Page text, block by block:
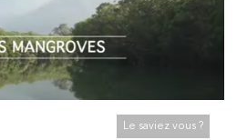
Le saviez vous ?